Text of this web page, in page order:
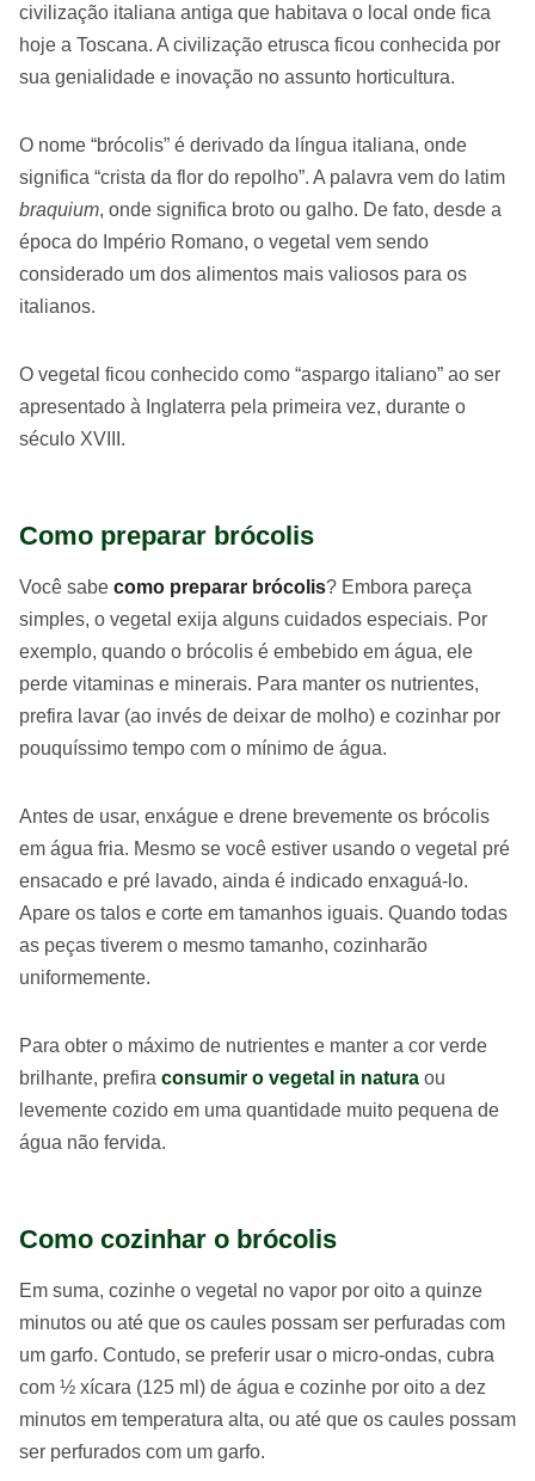
civilização italiana antiga que habitava o local onde fica
hoje a Toscana. A civilização etrusca ficou conhecida por
sua genialidade e inovação no assunto horticultura.
O nome “brócolis” é derivado da língua italiana, onde
significa “crista da flor do repolho”. A palavra vem do latim
braquium, onde significa broto ou galho. De fato, desde a
época do Império Romano, o vegetal vem sendo
considerado um dos alimentos mais valiosos para os
italianos.
O vegetal ficou conhecido como “aspargo italiano” ao ser
apresentado à Inglaterra pela primeira vez, durante o
século XVIII.
Como preparar brócolis
Você sabe como preparar brócolis? Embora pareça
simples, o vegetal exija alguns cuidados especiais. Por
exemplo, quando o brócolis é embebido em água, ele
perde vitaminas e minerais. Para manter os nutrientes,
prefira lavar (ao invés de deixar de molho) e cozinhar por
pouquíssimo tempo com o mínimo de água.
Antes de usar, enxágue e drene brevemente os brócolis
em água fria. Mesmo se você estiver usando o vegetal pré
ensacado e pré lavado, ainda é indicado enxaguá-lo.
Apare os talos e corte em tamanhos iguais. Quando todas
as peças tiverem o mesmo tamanho, cozinharão
uniformemente.
Para obter o máximo de nutrientes e manter a cor verde
brilhante, prefira consumir o vegetal in natura ou
levemente cozido em uma quantidade muito pequena de
água não fervida.
Como cozinhar o brócolis
Em suma, cozinhe o vegetal no vapor por oito a quinze
minutos ou até que os caules possam ser perfuradas com
um garfo. Contudo, se preferir usar o micro-ondas, cubra
com ½ xícara (125 ml) de água e cozinhe por oito a dez
minutos em temperatura alta, ou até que os caules possam
ser perfurados com um garfo.